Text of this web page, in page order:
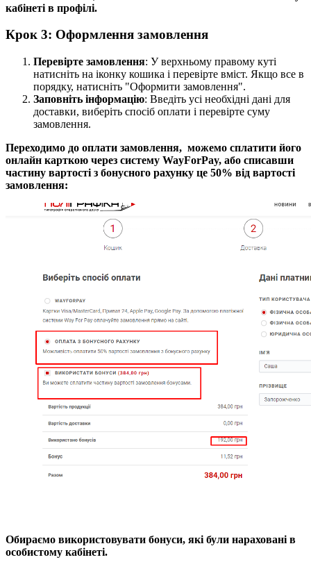
кабінеті в профілі.
Крок 3: Оформлення замовлення
Перевірте замовлення: У верхньому правому куті
натисніть на іконку кошика і перевірте вміст. Якщо все в
порядку, натисніть "Оформити замовлення".
Заповніть інформацію: Введіть усі необхідні дані для
доставки, виберіть спосіб оплати і перевірте суму
замовлення.
Переходимо до оплати замовлення, можемо сплатити його
онлайн карткою через систему WayForPay, або списавши
частину вартості з бонусного рахунку це 50% від вартості
замовлення:
Обираємо використовувати бонуси, які були нараховані в
особистому кабінеті.